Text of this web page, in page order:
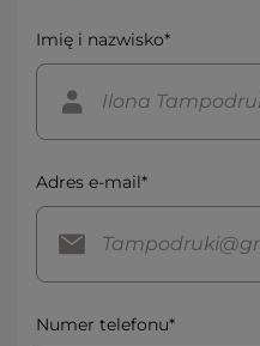
Imię i nazwisko*
Adres e-mail*
Numer telefonu*